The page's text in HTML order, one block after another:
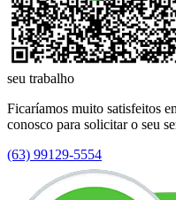
seu trabalho
Ficaríamos muito satisfeitos
conosco para solicitar o seu
(63) 99129-5554